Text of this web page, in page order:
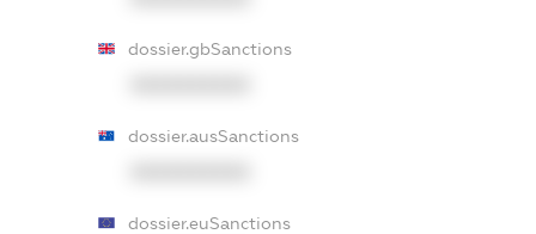
dossier.gbSanctions
dossier.ausSanctions
dossier.euSanctions